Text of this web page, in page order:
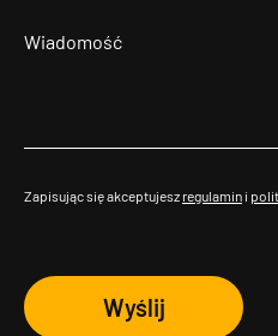
Zapisując się akceptujesz regulamin i
Wyślij